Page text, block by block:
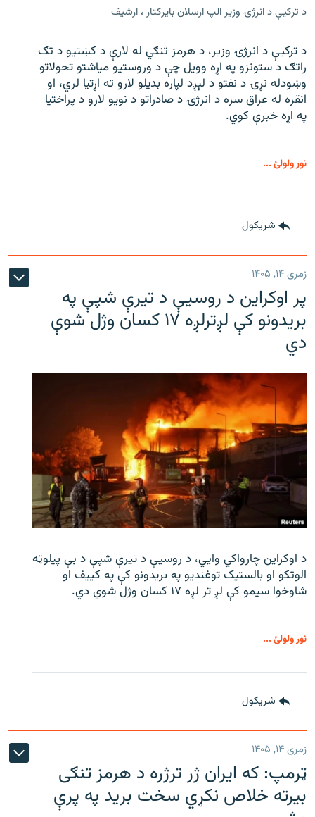
د ترکیې د انرژۍ وزیر الپ ارسلان بایرکتار ، ارشیف
د ترکیې د انرژۍ وزیر، د هرمز تنګي له لارې د کښتیو د تګ
راتګ د ستونزو په اړه وویل چې د وروستیو میاشتو تحولاتو
وښودله نړۍ د نفتو د لېږد لپاره بدیلو لارو ته اړتیا لري، او
انقره له عراق سره د انرژۍ د صادراتو د نویو لارو د پراختیا
په اړه خبرې کوي.
نور ولولئ ...
شريکول
زمری ۱۴, ۱۴۰۵
پر اوکراین د روسیې د تیرې شپې په
بریدونو کې لږترلږه ۱۷ کسان وژل شوې
دي
د اوکراین چارواکي وایي، د روسیې د تیرې شپې د بې‌ پیلوټه
الوتکو او بالستیک توغندیو په بریدونو کې په کییف او
شاوخوا سیمو کې لږ تر لږه ۱۷ کسان وژل شوي دي.
نور ولولئ ...
شريکول
زمری ۱۴, ۱۴۰۵
ټرمپ: که ایران ژر ترژره د هرمز تنګی
بیرته خلاص نکړي سخت برید په پرې